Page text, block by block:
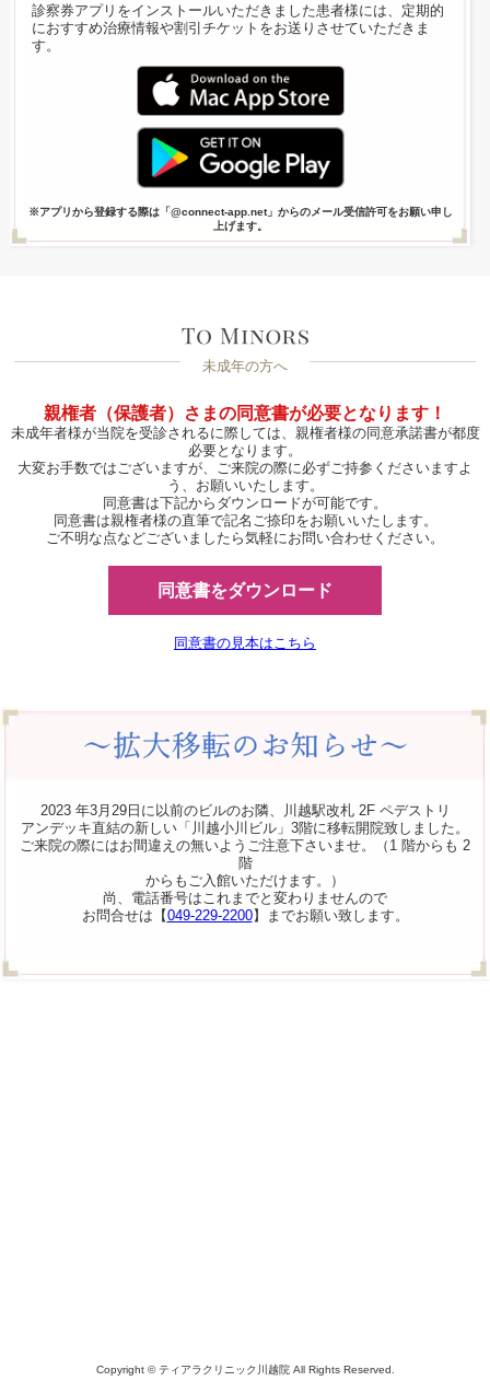
診察券アプリをインストールいただきました患者様には、定期的
におすすめ治療情報や割引チケットをお送りさせていただきま
す。
※アプリから登録する際は「@connect-app.net」からのメール受信許可をお願い申し
上げます。
未成年の方へ
親権者（保護者）さまの同意書が必要となります！
未成年者様が当院を受診されるに際しては、親権者様の同意承諾書が都度
必要となります。
大変お手数ではございますが、ご来院の際に必ずご持参くださいますよ
う、お願いいたします。
同意書は下記からダウンロードが可能です。
同意書は親権者様の直筆で記名ご捺印をお願いいたします。
ご不明な点などございましたら気軽にお問い合わせください。
同意書をダウンロード
同意書の見本はこちら
2023 年3月29日に以前のビルのお隣、川越駅改札 2F ペデストリ
アンデッキ直結の新しい「川越小川ビル」3階に移転開院致しました。
ご来院の際にはお間違えの無いようご注意下さいませ。（1 階からも 2
階
からもご入館いただけます。）
尚、電話番号はこれまでと変わりませんので
お問合せは【049-229-2200】までお願い致します。
Copyright © ティアラクリニック川越院 All Rights Reserved.